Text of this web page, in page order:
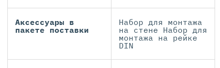
Аксессуары в
пакете поставки
Набор для монтажа
на стене Набор для
монтажа на рейке
DIN